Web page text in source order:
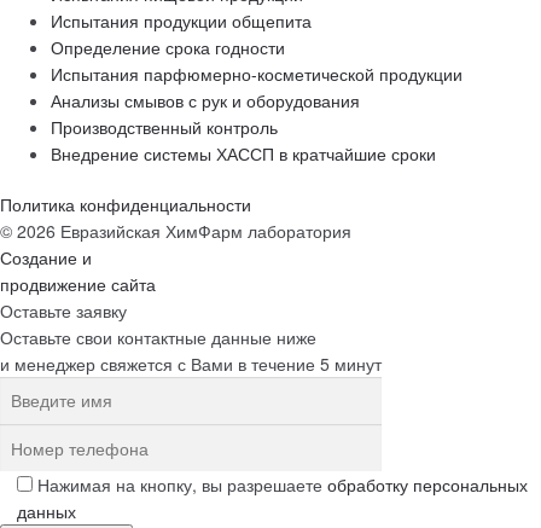
Испытания продукции общепита
Определение срока годности
Испытания парфюмерно-косметической продукции
Анализы смывов с рук и оборудования
Производственный контроль
Внедрение системы ХАССП в кратчайшие сроки
Политика конфиденциальности
© 2026 Евразийская ХимФарм лаборатория
Создание и
продвижение сайта
Оставьте заявку
Оставьте свои контактные данные ниже
и менеджер свяжется с Вами в течение 5 минут
Нажимая на кнопку, вы разрешаете обработку персональных
данных